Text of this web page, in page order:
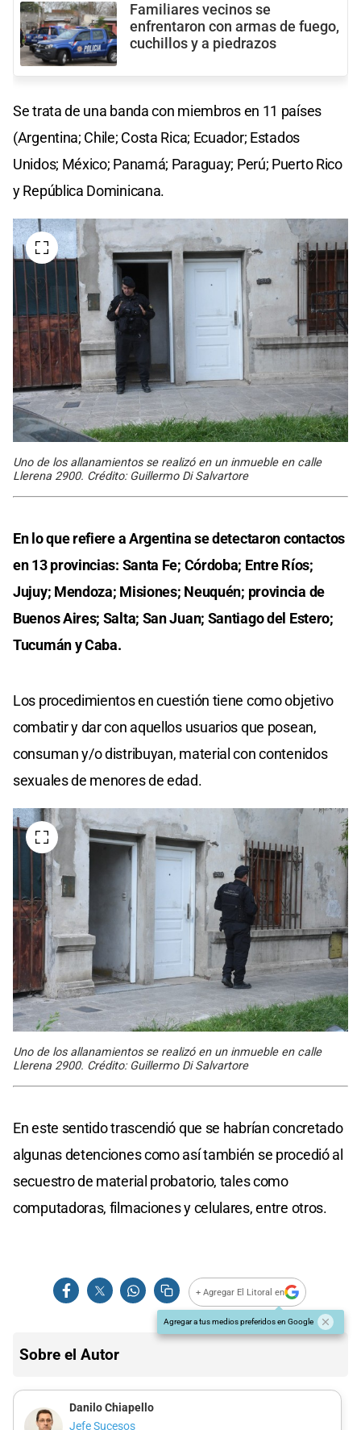
Familiares vecinos se
enfrentaron con armas de fuego,
cuchillos y a piedrazos
Se trata de una banda con miembros en 11 países
(Argentina; Chile; Costa Rica; Ecuador; Estados
Unidos; México; Panamá; Paraguay; Perú; Puerto Rico
y República Dominicana.
Uno de los allanamientos se realizó en un inmueble en calle
Llerena 2900. Crédito: Guillermo Di Salvartore
En lo que refiere a Argentina se detectaron contactos
en 13 provincias: Santa Fe; Córdoba; Entre Ríos;
Jujuy; Mendoza; Misiones; Neuquén; provincia de
Buenos Aires; Salta; San Juan; Santiago del Estero;
Tucumán y Caba.
Los procedimientos en cuestión tiene como objetivo
combatir y dar con aquellos usuarios que posean,
consuman y/o distribuyan, material con contenidos
sexuales de menores de edad.
Uno de los allanamientos se realizó en un inmueble en calle
Llerena 2900. Crédito: Guillermo Di Salvartore
En este sentido trascendió que se habrían concretado
algunas detenciones como así también se procedió al
secuestro de material probatorio, tales como
computadoras, filmaciones y celulares, entre otros.
+ Agregar El Litoral en
Agregar a tus medios preferidos en Google
Sobre el Autor
Danilo Chiapello
Jefe Sucesos